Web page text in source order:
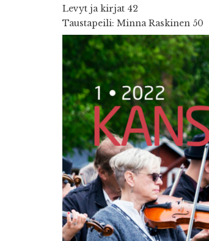
Levyt ja kirjat 42
Taustapeili: Minna Raskinen 50